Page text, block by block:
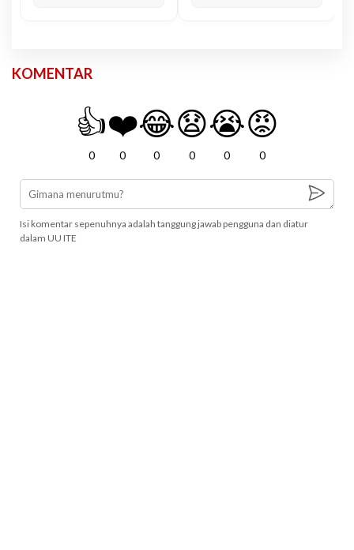
KOMENTAR
👍
0
❤️
0
😂
0
😧
0
😭
0
😡
0
Isi komentar sepenuhnya adalah tanggung jawab pengguna dan diatur
dalam UU ITE